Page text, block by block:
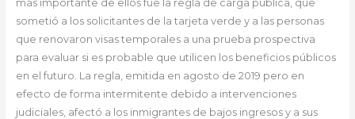
más importante de ellos fue la regla de carga pública, que
sometió a los solicitantes de la tarjeta verde y a las personas
que renovaron visas temporales a una prueba prospectiva
para evaluar si es probable que utilicen los beneficios públicos
en el futuro. La regla, emitida en agosto de 2019 pero en
efecto de forma intermitente debido a intervenciones
judiciales, afectó a los inmigrantes de bajos ingresos y a sus